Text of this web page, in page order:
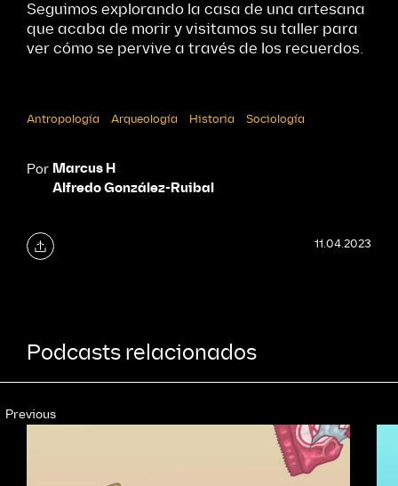
Seguimos explorando la casa de una artesana
que acaba de morir y visitamos su taller para
ver cómo se pervive a través de los recuerdos.
Antropología Arqueología Historia Sociología
Por Marcus H
Alfredo González-Ruibal
11.04.2023
Podcasts relacionados
Previous